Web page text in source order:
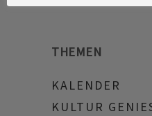
THEMEN
KALENDER
KULTUR